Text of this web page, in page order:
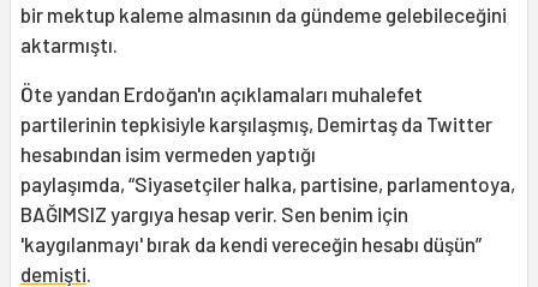
bir mektup kaleme almasının da gündeme gelebileceğini
aktarmıştı.
Öte yandan Erdoğan'ın açıklamaları muhalefet
partilerinin tepkisiyle karşılaşmış, Demirtaş da Twitter
hesabından isim vermeden yaptığı
paylaşımda, “Siyasetçiler halka, partisine, parlamentoya,
BAĞIMSIZ yargıya hesap verir. Sen benim için
'kaygılanmayı' bırak da kendi vereceğin hesabı düşün”
demişti